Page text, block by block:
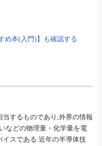
め本(入門)】も確認する
するものであり,外界の情報
などの物理量・化学量を電
スである.近年の半導体技